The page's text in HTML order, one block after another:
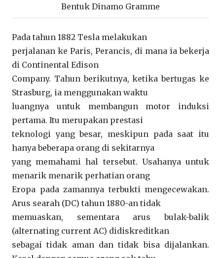
Bentuk Dinamo Gramme
Pada tahun 1882 Tesla melakukan
perjalanan ke Paris, Perancis, di mana ia bekerja
di Continental Edison
Company. Tahun berikutnya, ketika bertugas ke
Strasburg, ia menggunakan waktu
luangnya untuk membangun motor induksi
pertama. Itu merupakan prestasi
teknologi yang besar, meskipun pada saat itu
hanya beberapa orang di sekitarnya
yang memahami hal tersebut. Usahanya untuk
menarik menarik perhatian orang
Eropa pada zamannya terbukti mengecewakan.
Arus searah (DC) tahun 1880-an tidak
memuaskan, sementara arus bulak-balik
(alternating current AC) didiskreditkan
sebagai tidak aman dan tidak bisa dijalankan.